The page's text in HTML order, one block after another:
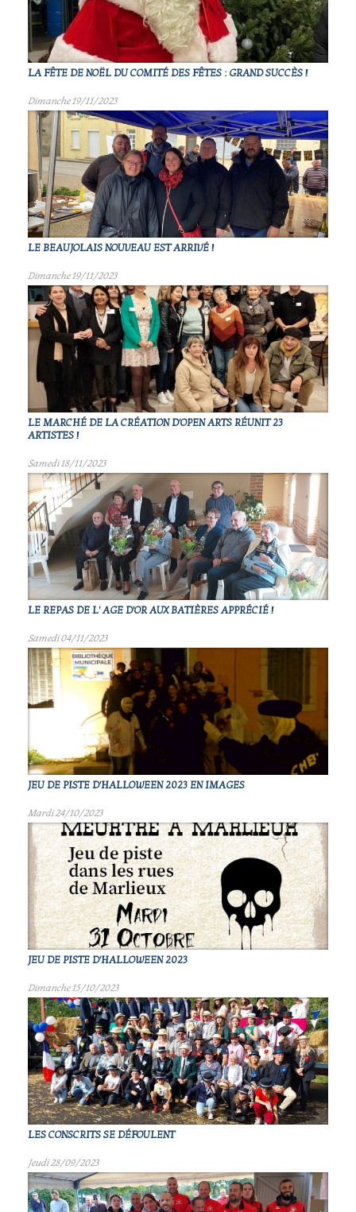
LA FÊTE DE NOËL DU COMITÉ DES FÊTES : GRAND SUCCÈS !
Dimanche 19/11/2023
LE BEAUJOLAIS NOUVEAU EST ARRIVÉ !
Dimanche 19/11/2023
LE MARCHÉ DE LA CRÉATION D'OPEN ARTS RÉUNIT 23
ARTISTES !
Samedi 18/11/2023
LE REPAS DE L' AGE D'OR AUX BATIÈRES APPRÉCIÉ !
Samedi 04/11/2023
JEU DE PISTE D'HALLOWEEN 2023 EN IMAGES
Mardi 24/10/2023
JEU DE PISTE D'HALLOWEEN 2023
Dimanche 15/10/2023
LES CONSCRITS SE DÉFOULENT
Jeudi 28/09/2023